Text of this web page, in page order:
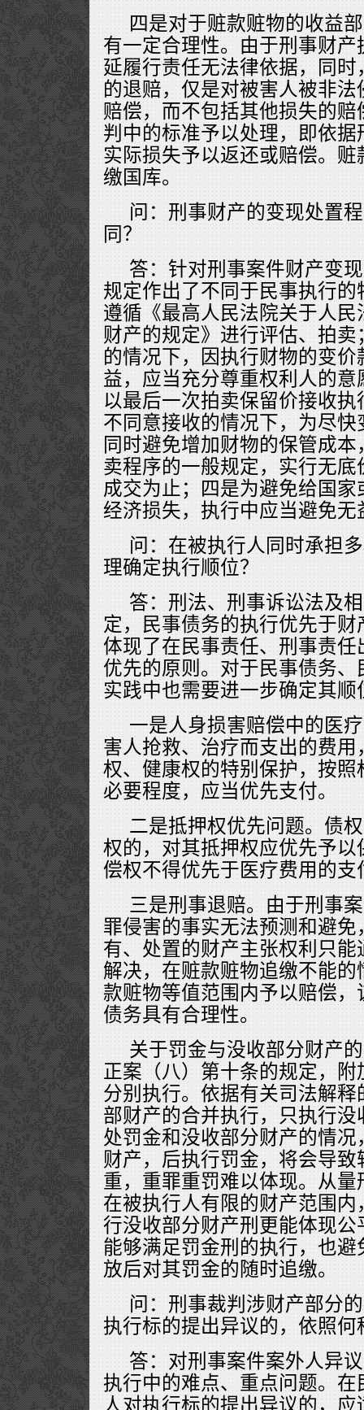
四是对于赃款赃物的收益
有一定合理性。由于刑事财
延履行责任无法律依据，同
的退赔，仅是对被害人被非
赔偿，而不包括其他损失的
判中的标准予以处理，即依
实际损失予以返还或赔偿。
缴国库。
问：刑事财产的变现处置
同？
答：针对刑事案件财产变
规定作出了不同于民事执行
遵循《最高人民法院关于人
财产的规定》进行评估、拍
的情况下，因执行财物的变
益，应当充分尊重权利人的
以最后一次拍卖保留价接收
不同意接收的情况下，为尽
同时避免增加财物的保管成
卖程序的一般规定，实行无
成交为止；四是为避免给国
经济损失，执行中应当避免无
问：在被执行人同时承担
理确定执行顺位？
答：刑法、刑事诉讼法及
定，民事债务的执行优先于
体现了在民事责任、刑事责
优先的原则。对于民事债务
实践中也需要进一步确定其顺
一是人身损害赔偿中的医
害人抢救、治疗而支出的费
权、健康权的特别保护，按
必要程度，应当优先支付。
二是抵押权优先问题。债
权的，对其抵押权应优先予
偿权不得优先于医疗费用的支
三是刑事退赔。由于刑事
罪侵害的事实无法预测和避
有、处置的财产主张权利只
解决，在赃款赃物追缴不能
款赃物等值范围内予以赔偿
债务具有合理性。
关于罚金与没收部分财产
正案（八）第十条的规定，
分别执行。依据有关司法解
部财产的合并执行，只执行
处罚金和没收部分财产的情
财产，后执行罚金，将会导
重，重罪重罚难以体现。从
在被执行人有限的财产范围
行没收部分财产刑更能体现
能够满足罚金刑的执行，也
放后对其罚金的随时追缴。
问：刑事裁判涉财产部分
执行标的提出异议的，依照何
答：对刑事案件案外人异
执行中的难点、重点问题。
人对执行标的提出异议的，